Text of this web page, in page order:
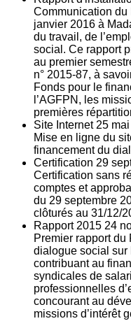
Communication du
janvier 2016 à
du travail, de
social. Ce rapport
au premier
n° 2015-87, à
Fonds pour le
l’AGFPN, les
premières
Site Internet 25
Mise en ligne du
financement du
Certification 29
Certification sans
comptes et
du 29 septembre
clôturés au 31/12/
Rapport 2015 24
Premier rapport du
dialogue social sur
contribuant au
syndicales de
professionnelles
concourant au
missions d’intérêt